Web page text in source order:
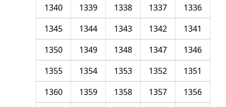
1336
1337
1338
1339
1340
1341
1342
1343
1344
1345
1346
1347
1348
1349
1350
1351
1352
1353
1354
1355
1356
1357
1358
1359
1360